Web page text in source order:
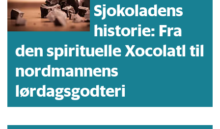
Sjokoladens
historie: Fra
den spirituelle Xocolatl til
nordmannens
lørdagsgodteri